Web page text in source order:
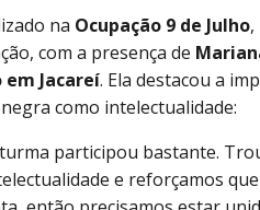
na Ocupação 9 de Julho
com a presença de
em Jacareí. Ela destacou a
como intelectualidade:
participou bastante.
e reforçamos